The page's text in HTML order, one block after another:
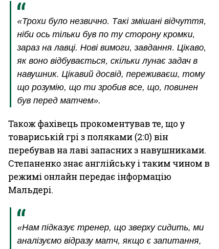
«Трохи було незвично. Такі змішані відчуття,
ніби ось тільки був по ту сторону кромки,
зараз на лавці. Нові вимоги, завдання. Цікаво,
як воно відбувається, скільки лунає задач в
навушник. Цікавий досвід, переживаєш, тому
що розумію, що ти зробив все, що, повинен
був перед матчем».
Також фахівець прокоментував те, що у
товариській грі з поляками (2:0) він
перебував на лаві запасних з навушниками.
Степаненко знає англійську і таким чином в
режимі онлайн передає інформацію
Мальдері.
«Нам підказує тренер, що зверху сидить, ми
аналізуємо відразу матч, якщо є запитання,